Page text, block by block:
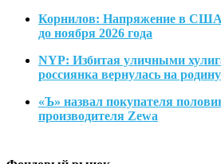
Корнилов: Напряжение в США
до ноября 2026 года
NYP: Избитая уличными
россиянка вернулась на родину
«Ъ» назвал покупателя
производителя Zewa